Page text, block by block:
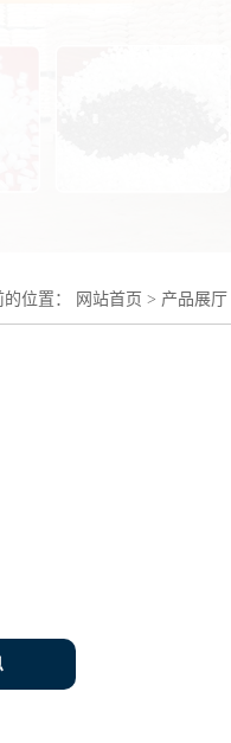
位置： 网站首页 > 产品展厅